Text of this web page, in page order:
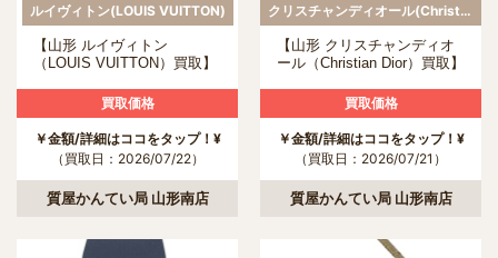
ルイヴィトン(LOUIS VUITTON)
【山形 ルイヴィトン
（LOUIS VUITTON）買取】
買取価格
￥金額/詳細はココをタップ！¥
（買取日：2026/07/22）
質屋かんてい局 山形南店
クリスチャンディオール(Christian Dior)
【山形 クリスチャンディオ
ール（Christian Dior）買取】
買取価格
￥金額/詳細はココをタップ！¥
（買取日：2026/07/21）
質屋かんてい局 山形南店